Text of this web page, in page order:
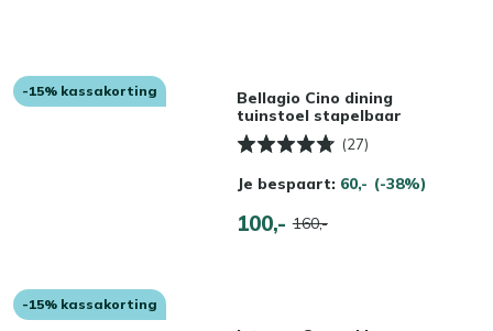
-15% kassakorting
Bellagio Cino dining
tuinstoel stapelbaar
(27)
Je bespaart: 60,- (-38%)
100,- 160,-
-15% kassakorting